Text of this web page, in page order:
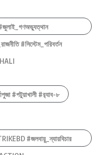
#জুলাই_গণঅভ্যুত্থান
#সিস্টেম_পরিবর্তন
#পটুয়াখালী #র‍্যাব-৮
#জলবায়ু_ন্যায়বিচার